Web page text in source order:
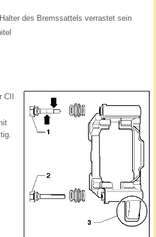
des Bremssattels verrastet sein
CII